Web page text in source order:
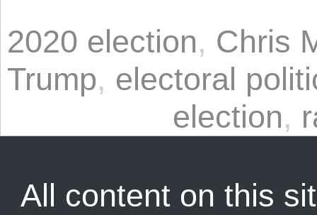
2020 election, Chris
Trump, electoral
election,
All content on this